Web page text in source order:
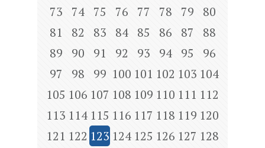
73
74 75 76 77 78 79
80
81
82 83 84 85 86 87
88
89
90 91 92 93 94 95
96
97
98 99 100 101 102 103 104
105 106 107 108 109 110 111 112
113 114 115 116 117 118 119 120
121 122 123 124 125 126 127 128